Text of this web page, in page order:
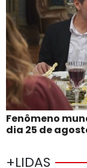
Fenômeno
dia 25 de
+LIDAS